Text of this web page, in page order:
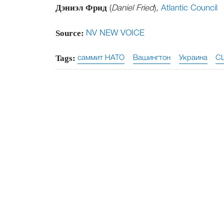
Дэниэл Фрид (Daniel Fried), Atlantic Council
Source: NV NEW VOICE
Tags: саммит НАТО Вашингтон Украина